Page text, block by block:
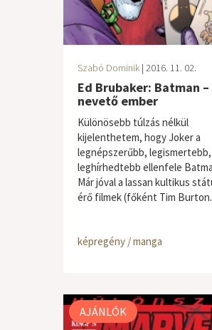
Szabó Dominik | 2016. 11. 02.
Ed Brubaker: Batman –
nevető ember
Különösebb túlzás nélkül
kijelenthetem, hogy Joker a
legnépszerűbb, legismertebb,
leghírhedtebb ellenfele
Már jóval a lassan kultikus
érő filmek (főként Tim
képregény / manga
AJÁNLÓK